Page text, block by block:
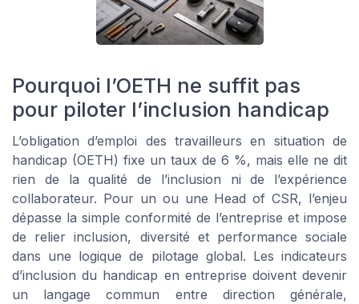
Pourquoi l’OETH ne suffit pas
pour piloter l’inclusion handicap
L’obligation d’emploi des travailleurs en situation de
handicap (OETH) fixe un taux de 6 %, mais elle ne dit
rien de la qualité de l’inclusion ni de l’expérience
collaborateur. Pour un ou une Head of CSR, l’enjeu
dépasse la simple conformité de l’entreprise et impose
de relier inclusion, diversité et performance sociale
dans une logique de pilotage global. Les indicateurs
d’inclusion du handicap en entreprise doivent devenir
un langage commun entre direction générale,